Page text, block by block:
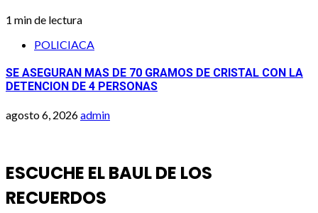
1 min de lectura
POLICIACA
SE ASEGURAN MAS DE 70 GRAMOS DE CRISTAL CON LA
DETENCION DE 4 PERSONAS
agosto 6, 2026admin
ESCUCHE EL BAUL DE LOS
RECUERDOS